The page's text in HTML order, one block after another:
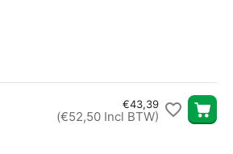
€43,39
(€52,50 Incl BTW)